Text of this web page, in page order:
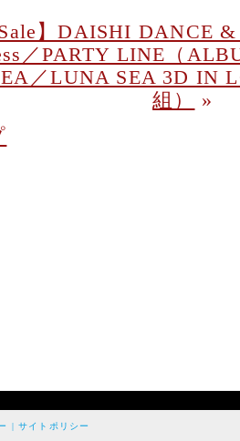
Sale】DAISHI DANCE
／PARTY LINE（
／LUNA SEA 3D IN
組）
»
|サイトポリシー